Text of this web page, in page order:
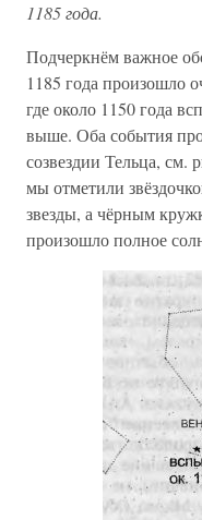
1185 года.
Подчеркнём важное
1185 года произошло
где около 1150 года
выше. Оба события
созвездии Тельца, см.
мы отметили
звезды, а чёрным
произошло полное